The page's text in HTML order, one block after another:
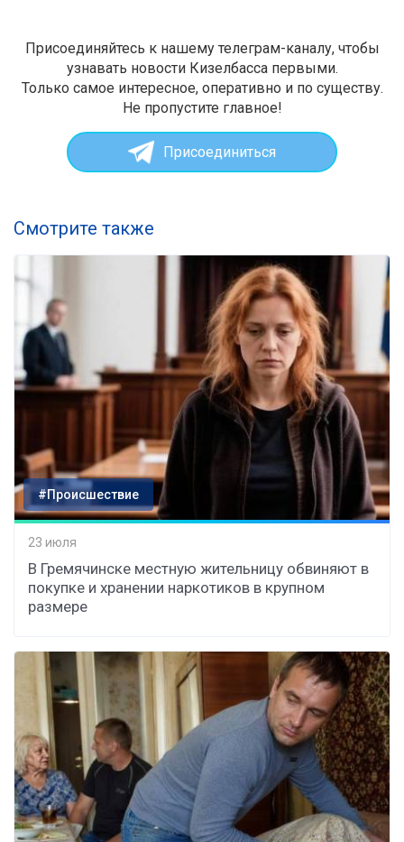
Присоединяйтесь к нашему телеграм-каналу, чтобы
узнавать новости Кизелбасса первыми.
Только самое интересное, оперативно и по существу.
Не пропустите главное!
Присоединиться
Смотрите также
#Происшествие
23 июля
В Гремячинске местную жительницу обвиняют в
покупке и хранении наркотиков в крупном
размере